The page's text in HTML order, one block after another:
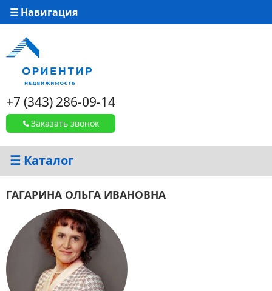
☰ Навигация
+7 (343) 286-09-14
Заказать звонок
☰ Каталог
ГАГАРИНА ОЛЬГА ИВАНОВНА